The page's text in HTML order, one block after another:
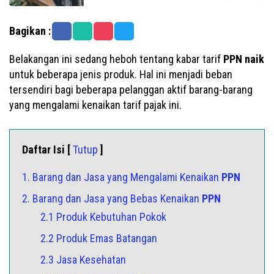
Bagikan :
Belakangan ini sedang heboh tentang kabar tarif PPN naik
untuk beberapa jenis produk. Hal ini menjadi beban
tersendiri bagi beberapa pelanggan aktif barang-barang
yang mengalami kenaikan tarif pajak ini.
Daftar Isi [Tutup ]
1. Barang dan Jasa yang Mengalami Kenaikan PPN
2. Barang dan Jasa yang Bebas Kenaikan PPN
2.1 Produk Kebutuhan Pokok
2.2 Produk Emas Batangan
2.3 Jasa Kesehatan